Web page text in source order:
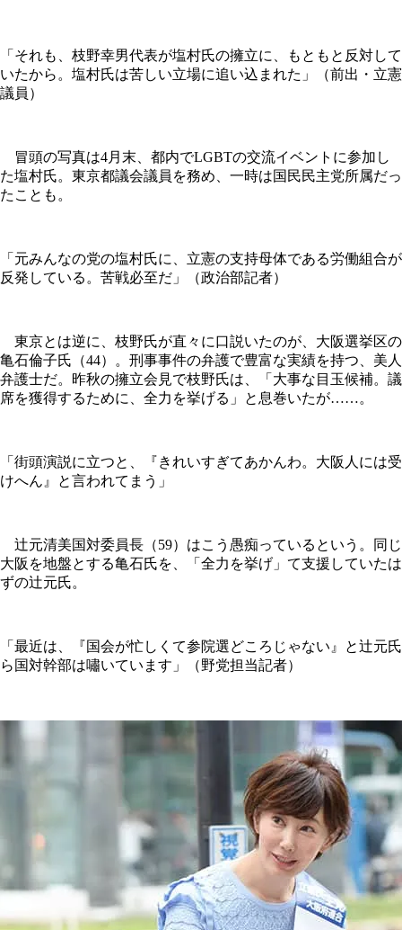
「それも、枝野幸男代表が塩村氏の擁立に、もともと反対して
いたから。塩村氏は苦しい立場に追い込まれた」（前出・立憲
議員）
冒頭の写真は4月末、都内でLGBTの交流イベントに参加し
た塩村氏。東京都議会議員を務め、一時は国民民主党所属だっ
たことも。
「元みんなの党の塩村氏に、立憲の支持母体である労働組合が
反発している。苦戦必至だ」（政治部記者）
東京とは逆に、枝野氏が直々に口説いたのが、大阪選挙区の
亀石倫子氏（44）。刑事事件の弁護で豊富な実績を持つ、美人
弁護士だ。昨秋の擁立会見で枝野氏は、「大事な目玉候補。議
席を獲得するために、全力を挙げる」と息巻いたが……。
「街頭演説に立つと、『きれいすぎてあかんわ。大阪人には受
けへん』と言われてまう」
辻元清美国対委員長（59）はこう愚痴っているという。同じ
大阪を地盤とする亀石氏を、「全力を挙げ」て支援していたは
ずの辻元氏。
「最近は、『国会が忙しくて参院選どころじゃない』と辻元氏
ら国対幹部は嘯いています」（野党担当記者）